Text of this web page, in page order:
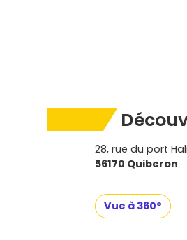
28, rue du port
56170 Quiberon
Vue à 360°